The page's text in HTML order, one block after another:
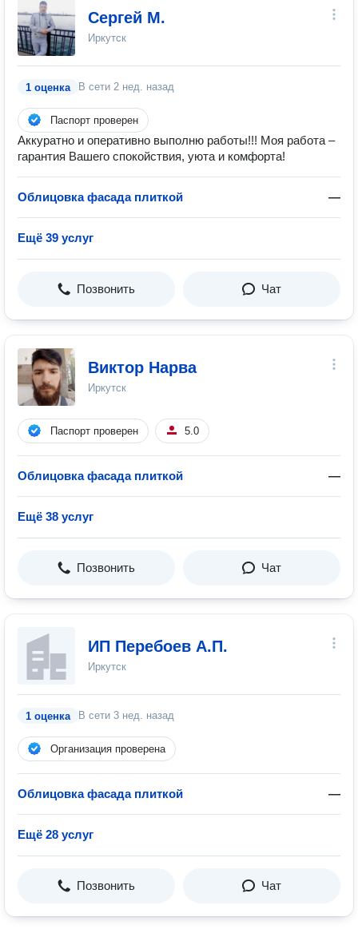
Сергей М.
Иркутск
1 оценка В сети 2 нед. назад
Паспорт проверен
Аккуратно и оперативно выполню работы!!! Моя работа –
гарантия Вашего спокойствия, уюта и комфорта!
Облицовка фасада плиткой —
Ещё 39 услуг
Позвонить Чат
Виктор Нарва
Иркутск
Паспорт проверен 5.0
Облицовка фасада плиткой —
Ещё 38 услуг
Позвонить Чат
ИП Перебоев А.П.
Иркутск
1 оценка В сети 3 нед. назад
Организация проверена
Облицовка фасада плиткой —
Ещё 28 услуг
Позвонить Чат